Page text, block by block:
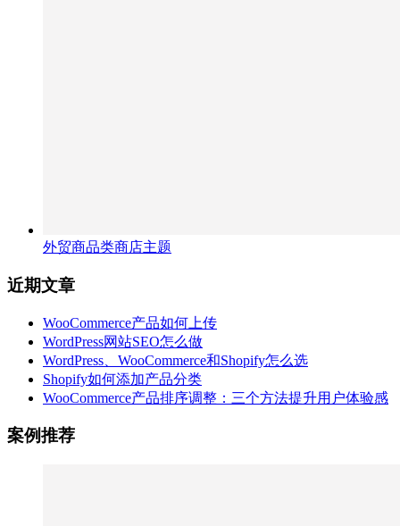
外贸商品类商店主题
近期文章
WooCommerce产品如何上传
WordPress网站SEO怎么做
WordPress、WooCommerce和Shopify怎么选
Shopify如何添加产品分类
WooCommerce产品排序调整：三个方法提升用户体验感
案例推荐